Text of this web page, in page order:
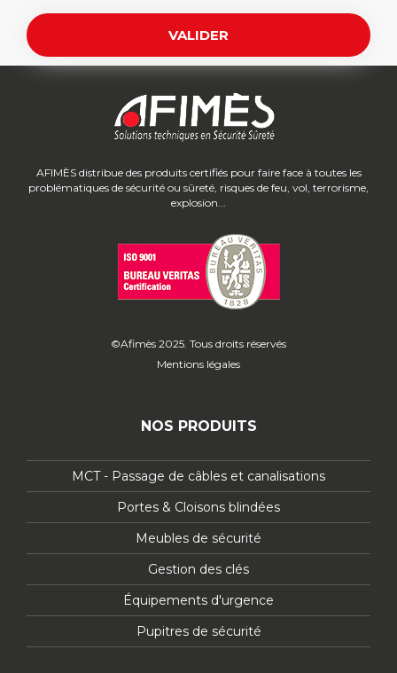
AFIMÈS distribue des produits certifiés pour faire face à toutes les
problématiques de sécurité ou sûreté, risques de feu, vol, terrorisme,
explosion...
©Afimès 2025. Tous droits réservés
Mentions légales
NOS PRODUITS
MCT - Passage de câbles et canalisations
Portes & Cloisons blindées
Meubles de sécurité
Gestion des clés
Équipements d'urgence
Pupitres de sécurité